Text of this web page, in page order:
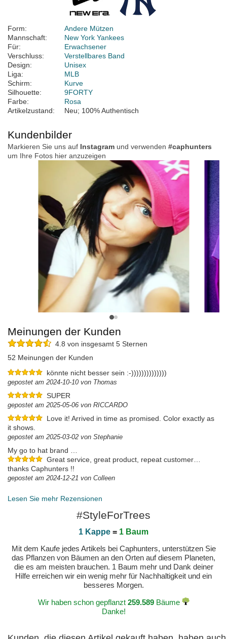
Form:
Andere Mützen
Mannschaft:
New York Yankees
Für:
Erwachsener
Verschluss:
Verstellbares Band
Design:
Unisex
Liga:
MLB
Schirm:
Kurve
Silhouette:
9FORTY
Farbe:
Rosa
Artikelzustand:
Neu; 100% Authentisch
Kundenbilder
Markieren Sie uns auf Instagram und verwenden #caphunters
um Ihre Fotos hier anzuzeigen
Meinungen der Kunden
4.8 von insgesamt 5 Sternen
52 Meinungen der Kunden
könnte nicht besser sein :-))))))))))))))
gepostet am 2024-10-10 von Thomas
SUPER
gepostet am 2025-05-06 von RICCARDO
Love it! Arrived in time as promised. Color exactly as
it shows.
gepostet am 2025-03-02 von Stephanie
My go to hat brand …
Great service, great product, repeat customer…
thanks Caphunters !!
gepostet am 2024-12-21 von Colleen
Lesen Sie mehr Rezensionen
#StyleForTrees
1 Kappe = 1 Baum
Mit dem Kaufe jedes Artikels bei Caphunters, unterstützen Sie
das Pflanzen von Bäumen an den Orten auf diesem Planeten,
die es am meisten brauchen. 1 Baum mehr und Dank deiner
Hilfe erreichen wir ein wenig mehr für Nachhaltigkeit und ein
besseres Morgen.
Wir haben schon gepflanzt 259.589Bäume
Danke!